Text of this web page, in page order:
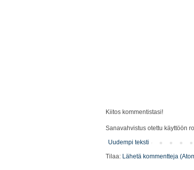
Kiitos kommentistasi!
Sanavahvistus otettu käyttöön
Uudempi teksti
Tilaa: Lähetä kommentteja